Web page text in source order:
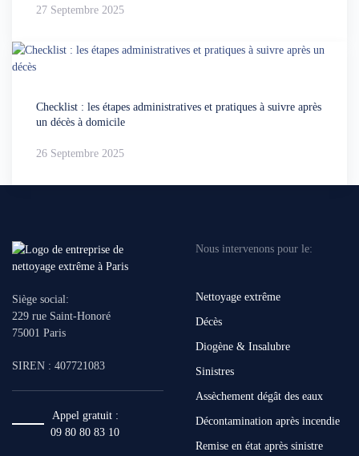
27 Septembre 2025
Checklist : les étapes administratives et pratiques à suivre après
un décès à domicile
26 Septembre 2025
Siège social:
229 rue Saint-Honoré
75001 Paris
SIREN : 407721083
Appel gratuit :
09 80 80 83 10
Nous intervenons pour le:
Nettoyage extrême
Décès
Diogène & Insalubre
Sinistres
Assèchement dégât des eaux
Décontamination après incendie
Remise en état après sinistre